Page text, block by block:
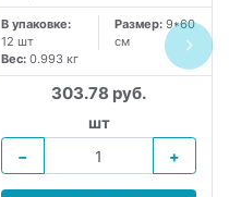
В упаковке:
12 шт
Размер: 9*60
см
Вес: 0.993 кг
303.78 руб.
шт
−
+